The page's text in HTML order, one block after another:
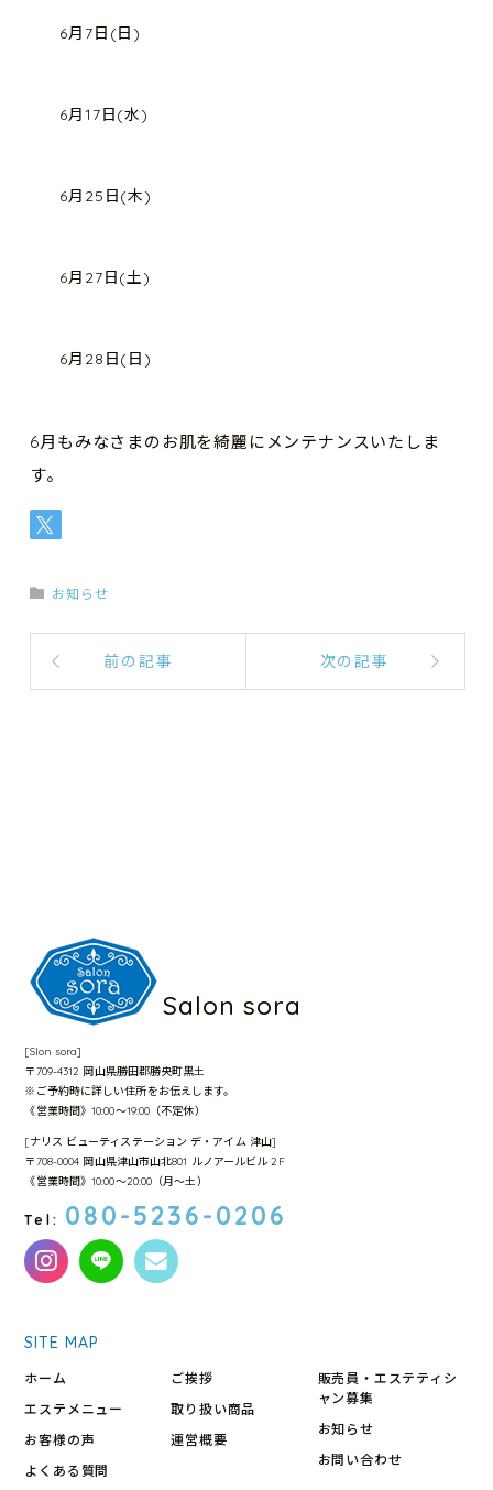
6月7日(日)
6月17日(水)
6月25日(木)
6月27日(土)
6月28日(日)
6月もみなさまのお肌を綺麗にメンテナンスいたしま
す。
お知らせ
前の記事 次の記事
Salon sora
[Slon sora]
〒709-4312 岡山県勝田郡勝央町黒土
※ご予約時に詳しい住所をお伝えします。
《営業時間》10:00～19:00（不定休）
[ナリス ビューティステーション デ・アイム 津山]
〒708-0004 岡山県津山市山北801 ルノアールビル 2F
《営業時間》10:00〜20:00（月〜土）
Tel: 080-5236-0206
SITE MAP
ホーム
エステメニュー
お客様の声
よくある質問
ご挨拶
取り扱い商品
運営概要
販売員・エステティシ
ャン募集
お知らせ
お問い合わせ